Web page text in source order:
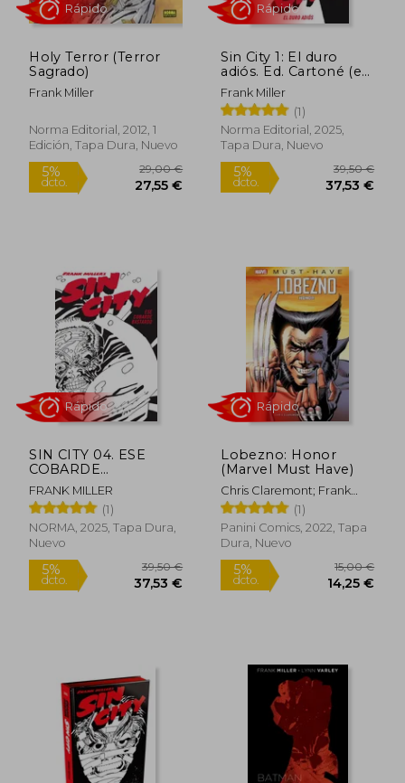
5%
dcto. 16,25 €
5%
dcto.
Holy Terror (Terror
Sagrado)
Frank Miller
Norma Editorial, 2012, 1
Edición, Tapa Dura, Nuevo
Sin City 1: El duro
adiós. Ed. Cartoné (en
Castellano)
Frank Miller
(1)
Norma Editorial, 2025,
Tapa Dura, Nuevo
SIN CITY 04. ESE
COBARDE
BASTARDO
(CARTONÉ)
FRANK MILLER
(1)
NORMA, 2025, Tapa Dura,
Nuevo
Lobezno: Honor
(Marvel Must Have)
Chris Claremont; Frank
Miller
(1)
Panini Comics, 2022, Tapa
Dura, Nuevo